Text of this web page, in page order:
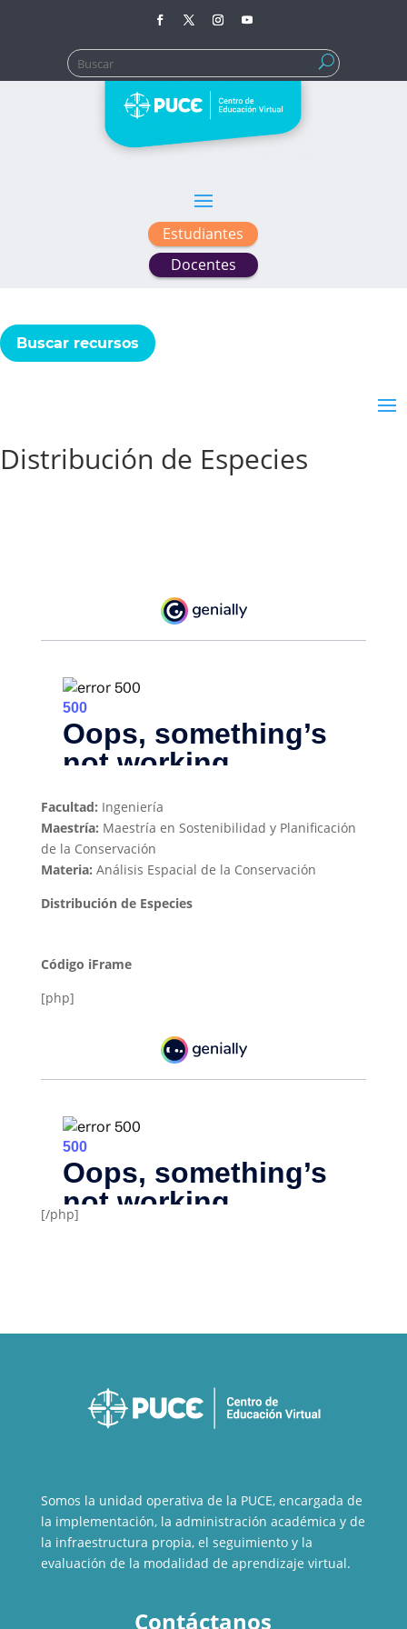
Buscar:
Estudiantes
Docentes
Buscar recursos
Distribución de Especies
Facultad: Ingeniería
Maestría: Maestría en Sostenibilidad y Planificación
de la Conservación
Materia: Análisis Espacial de la Conservación
Distribución de Especies
Código iFrame
[php]
[/php]
Somos la unidad operativa de la PUCE, encargada de
la implementación, la administración académica y de
la infraestructura propia, el seguimiento y la
evaluación de la modalidad de aprendizaje virtual.
Contáctanos